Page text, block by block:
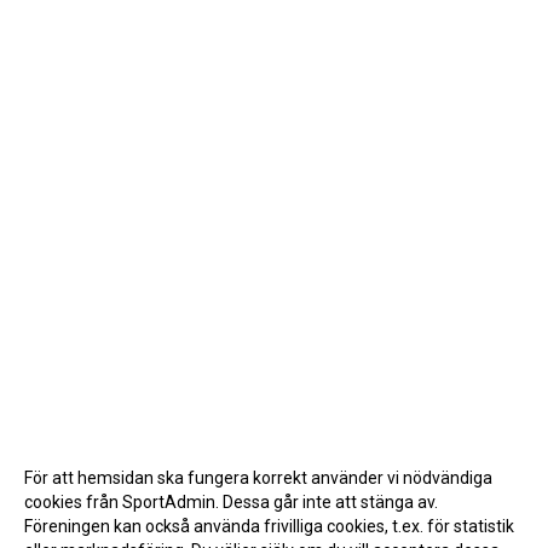
För att hemsidan ska fungera korrekt använder vi nödvändiga
cookies från SportAdmin. Dessa går inte att stänga av.
Föreningen kan också använda frivilliga cookies, t.ex. för statistik